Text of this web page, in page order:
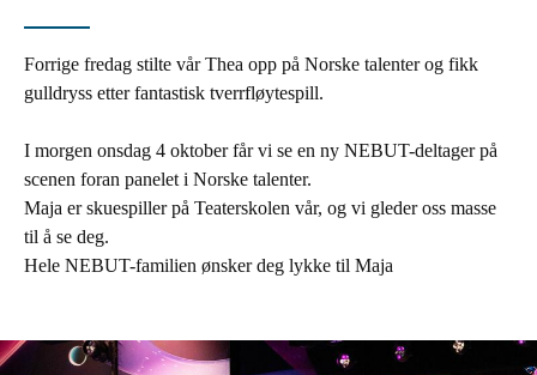
Forrige fredag stilte vår Thea opp på Norske talenter og fikk
gulldryss etter fantastisk tverrfløytespill.
I morgen onsdag 4 oktober får vi se en ny NEBUT-deltager på
scenen foran panelet i Norske talenter.
Maja er skuespiller på Teaterskolen vår, og vi gleder oss masse
til å se deg.
Hele NEBUT-familien ønsker deg lykke til Maja